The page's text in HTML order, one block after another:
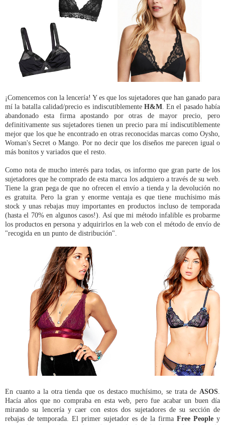
¡Comencemos con la lencería! Y es que los sujetadores que han ganado para
mí la batalla calidad/precio es indiscutiblemente H&M. En el pasado había
abandonado esta firma apostando por otras de mayor precio, pero
definitivamente sus sujetadores tienen un precio para mí indiscutiblemente
mejor que los que he encontrado en otras reconocidas marcas como Oysho,
Woman's Secret o Mango. Por no decir que los diseños me parecen igual o
más bonitos y variados que el resto.
Como nota de mucho interés para todas, os informo que gran parte de los
sujetadores que he comprado de esta marca los adquiero a través de su web.
Tiene la gran pega de que no ofrecen el envío a tienda y la devolución no
es gratuita. Pero la gran y enorme ventaja es que tiene muchísimo más
stock y unas rebajas muy importantes en productos incluso de temporada
(hasta el 70% en algunos casos!). Así que mi método infalible es probarme
los productos en persona y adquirirlos en la web con el método de envío de
"recogida en un punto de distribución".
En cuanto a la otra tienda que os destaco muchísimo, se trata de ASOS
Hacía años que no compraba en esta web, pero fue acabar un buen día
mirando su lencería y caer con estos dos sujetadores de su sección de
rebajas de temporada. El primer sujetador es de la firma Free People y